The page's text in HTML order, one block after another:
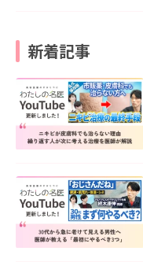
新着記事